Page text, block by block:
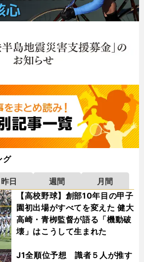
グ
昨日 週間
月間
【高校野球】創部10年目の甲子
園初出場がすべてを変えた 健大
高崎・青栁監督が語る「機動破
壊」はこうして生まれた
J1全順位予想 識者５人が推す